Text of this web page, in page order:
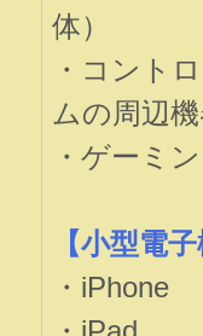
体）
・コント
ムの周辺
・ゲーミ
【小型電
・iPhone